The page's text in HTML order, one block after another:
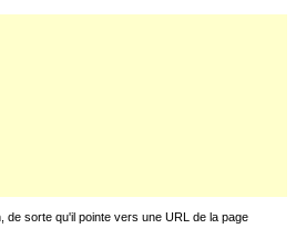
sorte qu'il pointe vers une URL de la page